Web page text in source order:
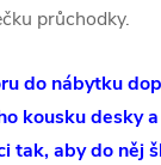
průchodky.
do nábytku
kousku desky
tak, aby do něj